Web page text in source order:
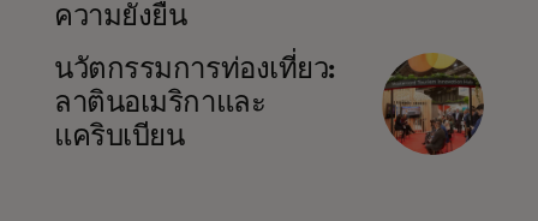
ความยั่งยืน
นวัตกรรมการท่องเที่ยว:
ลาตินอเมริกาและ
แคริบเบียน
opens in a new tab